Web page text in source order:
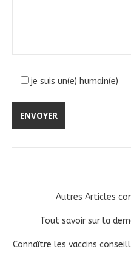
je suis un(e) humain(e)
Autres Articles
Tout savoir sur la
Connaître les vaccins